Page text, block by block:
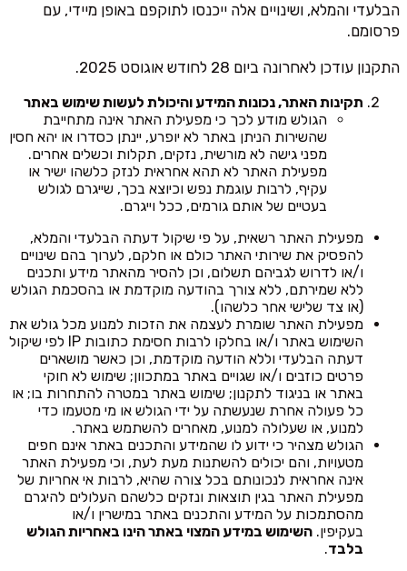
הבלעדי והמלא, ושינויים אלה ייכנסו לתוקפם באופן מיידי, עם
פרסומם.
התקנון עודכן לאחרונה ביום 28 לחודש אוגוסט 2025.
תקינות האתר, נכונות המידע והיכולת לעשות שימוש באתר
הגולש מודע לכך כי מפעילת האתר אינה מתחייבת
שהשירות הניתן באתר לא יופרע, יינתן כסדרו או יהא חסין
מפני גישה לא מורשית, נזקים, תקלות וכשלים אחרים.
מפעילת האתר לא תהא אחראית לנזק כלשהו ישיר או
עקיף, לרבות עוגמת נפש וכיוצא בכך, שייגרם לגולש
בעטיים של אותם גורמים, ככל וייגרם.
מפעילת האתר רשאית, על פי שיקול דעתה הבלעדי והמלא,
להפסיק את שירותי האתר כולם או חלקם, לערוך בהם שינויים
ו/או לדרוש לגביהם תשלום, וכן להסיר מהאתר מידע ותכנים
ללא שמירתם, ללא צורך בהודעה מוקדמת או בהסכמת הגולש
(או צד שלישי אחר כלשהו).
מפעילת האתר שומרת לעצמה את הזכות למנוע מכל גולש את
השימוש באתר ו/או בחלקו לרבות חסימת כתובות IP לפי שיקול
דעתה הבלעדי וללא הודעה מוקדמת, וכן כאשר מושארים
פרטים כוזבים ו/או שגויים באתר במתכוון; שימוש לא חוקי
באתר או בניגוד לתקנון; שימוש באתר במטרה להתחרות בו; או
כל פעולה אחרת שנעשתה על ידי הגולש או מי מטעמו כדי
למנוע, או שעלולה למנוע, מאחרים להשתמש באתר.
הגולש מצהיר כי ידוע לו שהמידע והתכנים באתר אינם חפים
מטעויות, והם יכולים להשתנות מעת לעת, וכי מפעילת האתר
אינה אחראית לנכונותם בכל צורה שהיא, לרבות אי אחריות של
מפעילת האתר בגין תוצאות ונזקים כלשהם העלולים להיגרם
מהסתמכות על המידע והתכנים באתר במישרין ו/או
בעקיפין. השימוש במידע המצוי באתר הינו באחריות הגולש
בלבד.